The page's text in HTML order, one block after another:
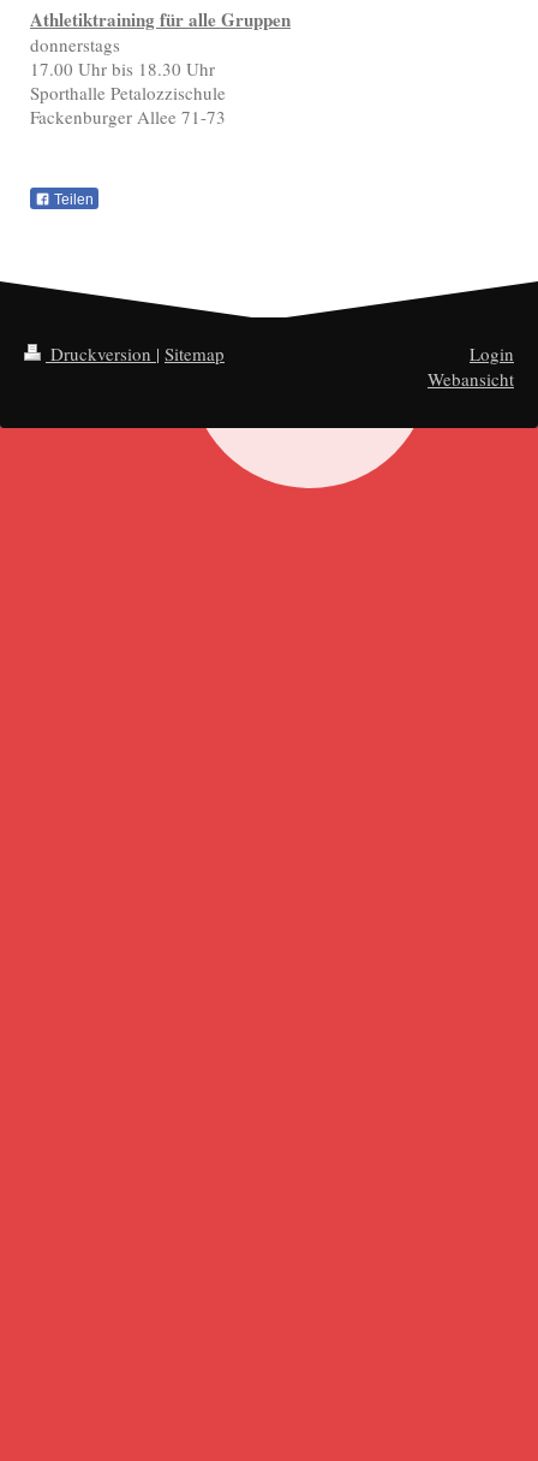
Athletiktraining für alle Gruppen
donnerstags
17.00 Uhr bis 18.30 Uhr
Sporthalle Petalozzischule
Fackenburger Allee 71-73
Teilen
Druckversion | Sitemap
Login
Webansicht